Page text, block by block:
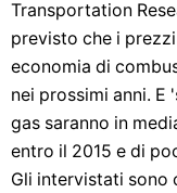
Transportation
previsto che i
economia di
nei prossimi anni.
gas saranno in
entro il 2015 e di
Gli intervistati sono